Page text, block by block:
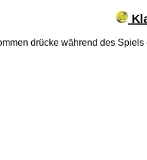
drücke während des